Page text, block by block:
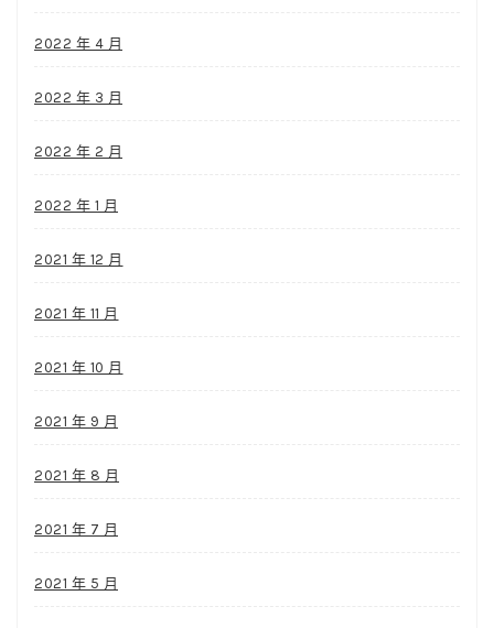
2022 年 4 月
2022 年 3 月
2022 年 2 月
2022 年 1 月
2021 年 12 月
2021 年 11 月
2021 年 10 月
2021 年 9 月
2021 年 8 月
2021 年 7 月
2021 年 5 月